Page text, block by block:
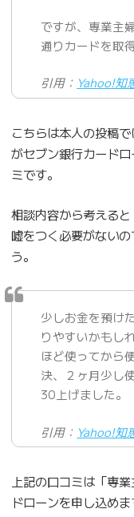
ですが、専業主
通りカードを取
引用： Yahoo!知
こちらは本人の投稿
がセブン銀行カード
ミです。
相談内容から考える
嘘をつく必要がない
う。
少しお金を預け
りやすいかもし
ほど使ってから
決、２ヶ月少し
30上げました。
引用： Yahoo!知
上記の口コミは「専
ドローンを申し込め